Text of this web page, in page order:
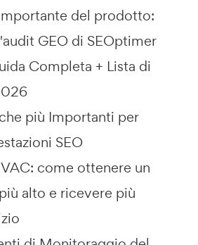
del prodotto:
GEO di SEOptimer
Completa + Lista di
più Importanti per
SEO
come ottenere un
alto e ricevere più